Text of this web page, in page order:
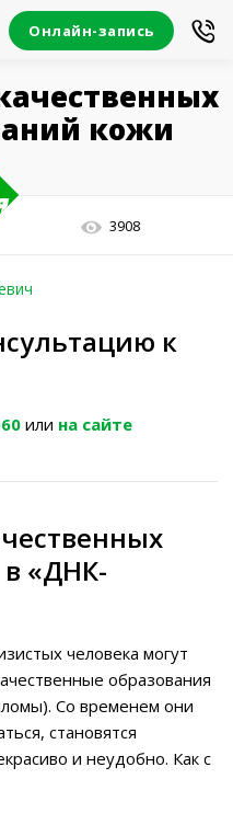
Онлайн-запись
кожи
3908
к
или на сайте
«ДНК-
человека могут
образования
Со временем они
становятся
и неудобно. Как с